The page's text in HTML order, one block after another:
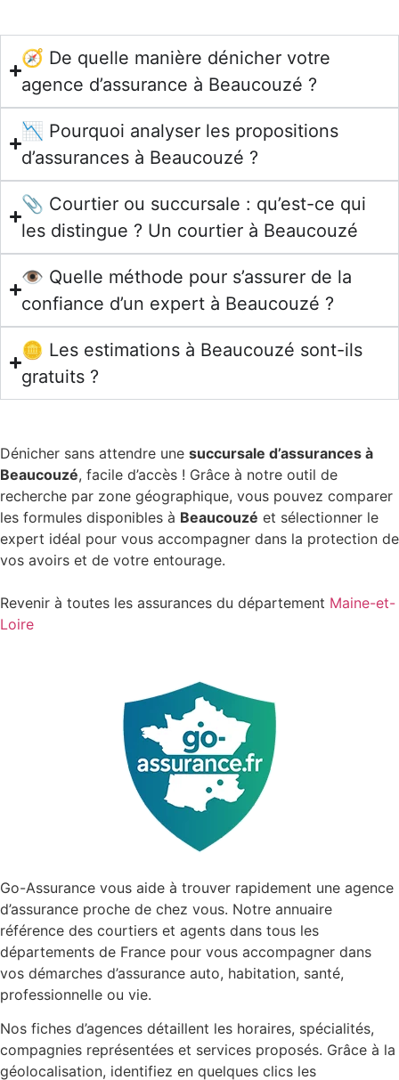
🧭 De quelle manière dénicher votre
agence d’assurance à Beaucouzé ?
📉 Pourquoi analyser les propositions
d’assurances à Beaucouzé ?
📎 Courtier ou succursale : qu’est-ce qui
les distingue ? Un courtier à Beaucouzé
👁️ Quelle méthode pour s’assurer de la
confiance d’un expert à Beaucouzé ?
🪙 Les estimations à Beaucouzé sont-ils
gratuits ?
Dénicher sans attendre une succursale d’assurances à
Beaucouzé, facile d’accès ! Grâce à notre outil de
recherche par zone géographique, vous pouvez comparer
les formules disponibles à Beaucouzé et sélectionner le
expert idéal pour vous accompagner dans la protection de
vos avoirs et de votre entourage.
Revenir à toutes les assurances du département Maine-et-
Loire
Go-Assurance vous aide à trouver rapidement une agence
d’assurance proche de chez vous. Notre annuaire
référence des courtiers et agents dans tous les
départements de France pour vous accompagner dans
vos démarches d’assurance auto, habitation, santé,
professionnelle ou vie.
Nos fiches d’agences détaillent les horaires, spécialités,
compagnies représentées et services proposés. Grâce à la
géolocalisation, identifiez en quelques clics les